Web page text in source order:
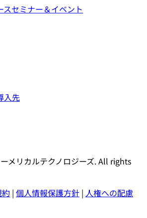
スセミナー＆イベント
入先
メリカルテクノロジーズ. All rights
| 個人情報保護方針 | 人権への配慮